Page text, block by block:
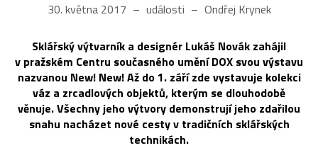
30. května 2017 události Ondřej Krynek
Sklářský výtvarník a designér Lukáš Novák zahájil
v pražském Centru současného umění DOX svou výstavu
nazvanou New! New! Až do 1. září zde vystavuje kolekci
váz a zrcadlových objektů, kterým se dlouhodobě
věnuje. Všechny jeho výtvory demonstrují jeho zdařilou
snahu nacházet nové cesty v tradičních sklářských
technikách.